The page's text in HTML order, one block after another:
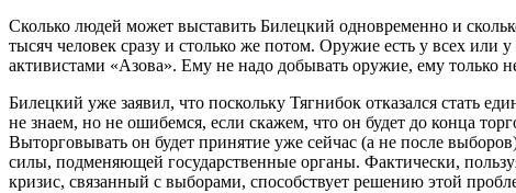
Сколько людей может выставить Билецкий одновременно и
тысяч человек сразу и столько же потом. Оружие есть у всех
активистами «Азова». Ему не надо добывать оружие, ему только
Билецкий уже заявил, что поскольку Тягнибок отказался стать
не знаем, но не ошибемся, если скажем, что он будет до конца
Выторговывать он будет принятие уже сейчас (а не после
силы, подменяющей государственные органы. Фактически,
кризис, связанный с выборами, способствует решению этой